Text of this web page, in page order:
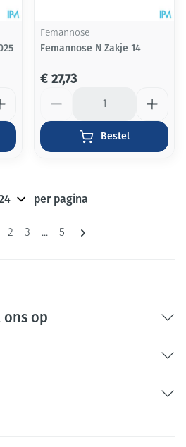
Femannose
Femannose N Zakje 14
€ 27,73
Bestel
Pagina's
lees momenteel pagina
Pagina
2 Pagina
3 ... Pagina
5
per pagina
ons op